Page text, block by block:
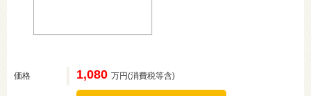
価格 1,080 万円(消費税等含)